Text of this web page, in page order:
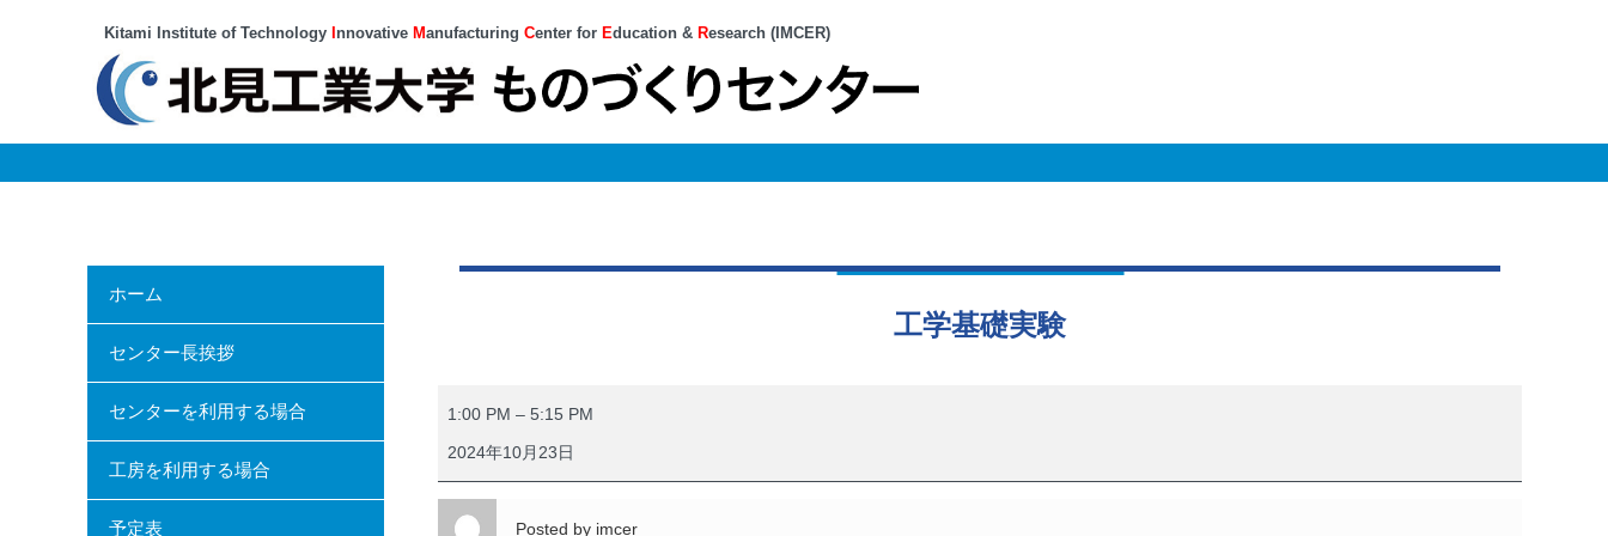
Kitami Institute of Technology nnovative Manufacturing Center for Education & Research (IMCER)
工学基礎実験
基
1:00 PM – 5:15 PM
2024年10月23日
Posted by imcer
ホーム
センター長挨拶
センターを利用する場合
工房を利用する場合
予定表